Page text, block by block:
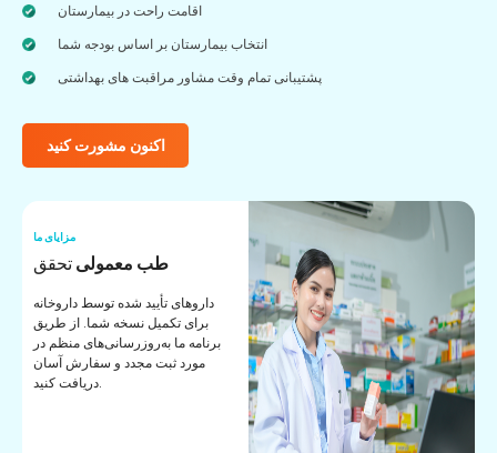
اقامت راحت در بیمارستان
انتخاب بیمارستان بر اساس بودجه شما
پشتیبانی تمام وقت مشاور مراقبت های بهداشتی
اکنون مشورت کنید
مزایای ما
طب معمولیتحقق
داروهای تأیید شده توسط داروخانه
برای تکمیل نسخه شما. از طریق
برنامه ما به‌روزرسانی‌های منظم در
مورد ثبت مجدد و سفارش آسان
دریافت کنید.